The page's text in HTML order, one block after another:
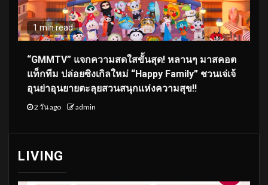
1 min read
“GMMTV” แจกความสดใสขั้นสุด! หลานๆ มาสคอต
แท็กทีม ปล่อยซิงเกิลใหม่ “Happy Family” ชวนเจ่เจ้
อุนย่าอุนยายตะลุยสวนสนุกแห่งความสุข!!
2 วัน ago admin
LIVING